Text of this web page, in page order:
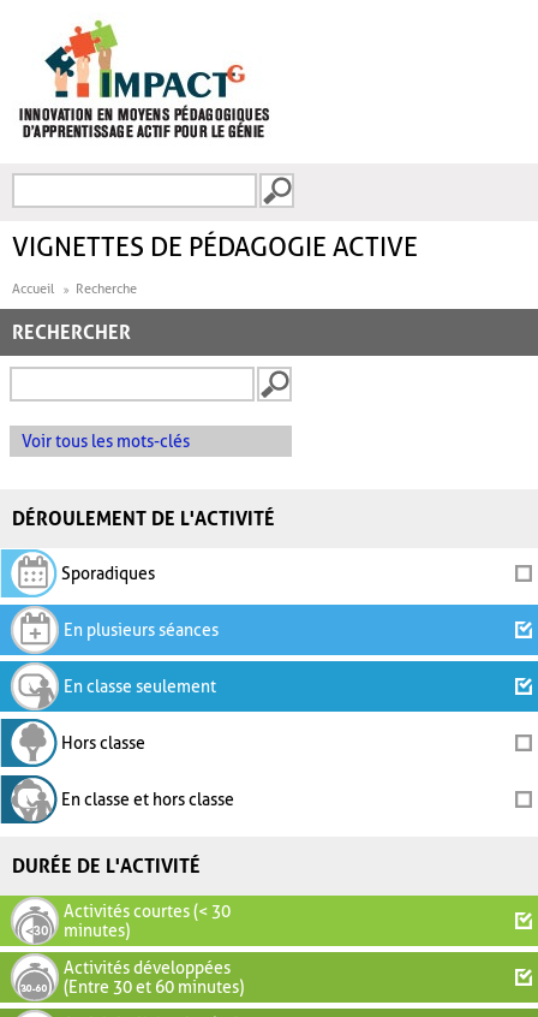
FORMULAIRE DE
VIGNETTES DE PÉDAGOGIE ACTIVE
Accueil Recherche
RECHERCHER
Voir tous les mots-clés
DÉROULEMENT DE L'ACTIVITÉ
Sporadiques
En plusieurs séances
En classe seulement
Hors classe
En classe et hors classe
DURÉE DE L'ACTIVITÉ
Activités courtes (< 30
minutes)
Activités développées
(Entre 30 et 60 minutes)